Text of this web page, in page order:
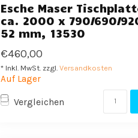
Esche Maser
ca. 2000 x 790/690/
52 mm, 13530
€460,00
* Inkl. MwSt. zzgl. Versandkosten
Auf Lager
Vergleichen